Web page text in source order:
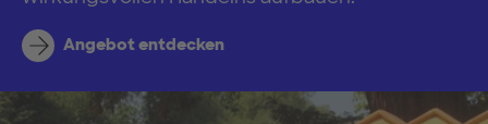
Angebot entdecken